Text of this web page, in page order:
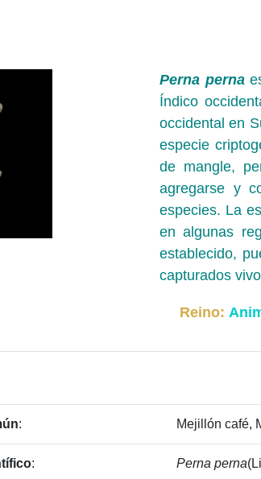
Perna perna
Índico
occidental en
especie
de mangle,
agregarse y
especies. La
en algunas
establecido,
capturados
Reino:
: Mejillón café,
: Perna perna